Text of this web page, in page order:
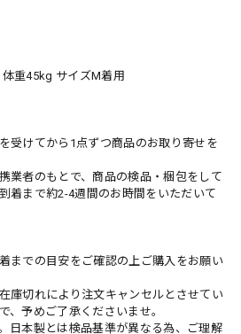
重45kg サイズM着用
受けてから1点ずつ商品のお取り寄せを
業者のもとで、商品の検品・梱包をして
着まで約2-4週間のお時間をいただいて
までの目安をご確認の上ご購入をお願い
庫切れにより注文キャンセルとさせてい
、予めご了承くださいませ。
日本製とは検品基準が異なる為、ご理解